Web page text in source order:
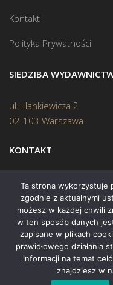
Kontakt
Polityka Prywatności
SIEDZIBA
ul. Hankiewicza 2
02-103 Warszawa
KONTAKT
Biuro: (22) 45 70 402
Mail:
Copyright © 2015 Świat
Ta strona wykorzystuje
zgodnie z aktualnymi
możesz w każdej chwili
w ten sposób danych
zapisane w plikach
prawidłowego działania
informacji na temat
znajdziesz w